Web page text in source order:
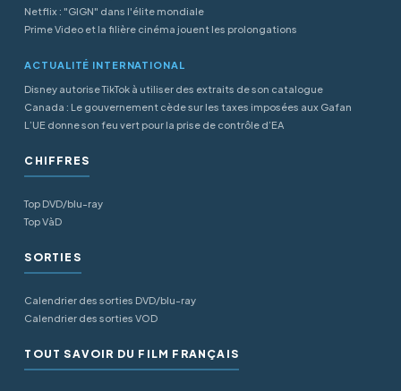
Netflix : "GIGN" dans l'élite mondiale
Prime Video et la filière cinéma jouent les prolongations
ACTUALITÉ INTERNATIONAL
Disney autorise TikTok à utiliser des extraits de son catalogue
Canada : Le gouvernement cède sur les taxes imposées aux Gafan
L’UE donne son feu vert pour la prise de contrôle d’EA
CHIFFRES
Top DVD/blu-ray
Top VàD
SORTIES
Calendrier des sorties DVD/blu-ray
Calendrier des sorties VOD
TOUT SAVOIR DU FILM FRANÇAIS